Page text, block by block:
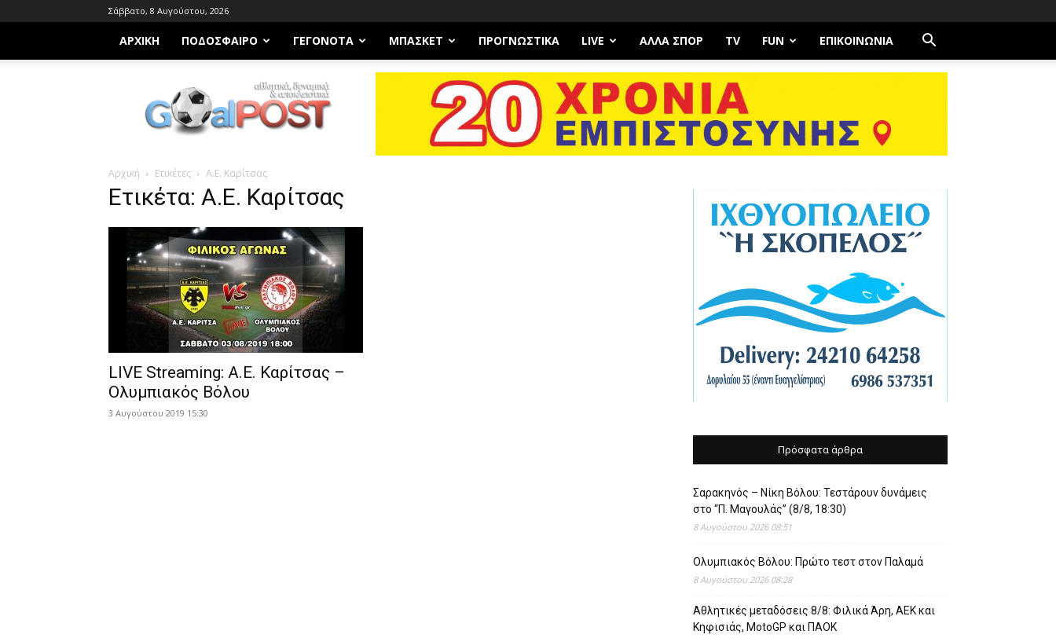
Σάββατο, 8 Αυγούστου, 2026
ΑΡΧΙΚΗ ΠΟΔΌΣΦΑΙΡΟ ΓΕΓΟΝΌΤΑ ΜΠΆΣΚΕΤ ΠΡΟΓΝΩΣΤΙΚΑ LIVE ΆΛΛΑ ΣΠΟΡ TV FUN ΕΠΙΚΟΙΝΩΝΊΑ
Goalpost.gr
Αρχική Ετικέτες Α.Ε. Καρίτσας
Ετικέτα: Α.Ε. Καρίτσας
LIVE Streaming: Α.Ε. Καρίτσας –
Ολυμπιακός Βόλου
3 Αυγούστου 2019 15:30
Πρόσφατα άρθρα
Σαρακηνός – Νίκη Βόλου: Τεστάρουν δυνάμεις
στο “Π. Μαγουλάς” (8/8, 18:30)
8 Αυγούστου 2026 08:51
Ολυμπιακός Βόλου: Πρώτο τεστ στον Παλαμά
8 Αυγούστου 2026 08:28
Αθλητικές μεταδόσεις 8/8: Φιλικά Άρη, ΑΕΚ και
Κηφισιάς, MotoGP και ΠΑΟΚ